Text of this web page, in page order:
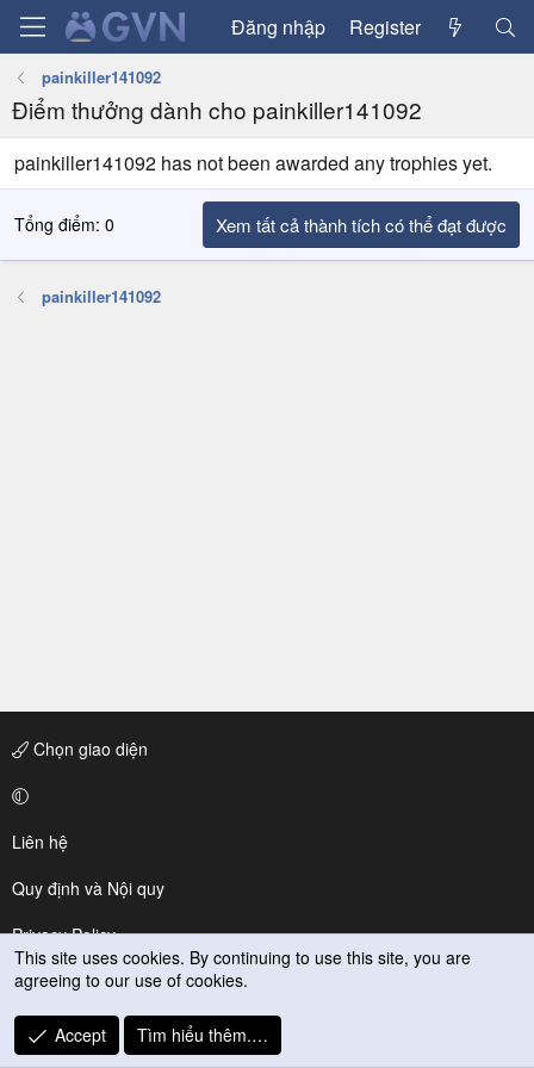
Đăng nhập Register
painkiller141092
Điểm thưởng dành cho painkiller141092
painkiller141092 has not been awarded any trophies yet.
Tổng điểm: 0 Xem tất cả thành tích có thể đạt được
painkiller141092
Chọn giao diện
Liên hệ
Quy định và Nội quy
Privacy Policy
Trợ giúp
R
S
This site uses cookies. By continuing to use this site, you are
agreeing to our use of cookies.
Accept Tìm hiểu thêm.…